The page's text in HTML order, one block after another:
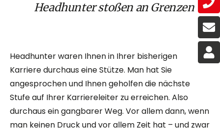
Headhunter stoßen an Grenzen –
Headhunter waren Ihnen in Ihrer bisherigen
Karriere durchaus eine Stütze. Man hat Sie
angesprochen und Ihnen geholfen die nächste
Stufe auf Ihrer Karriereleiter zu erreichen. Also
durchaus ein gangbarer Weg. Vor allem dann, wenn
man keinen Druck und vor allem Zeit hat – und zwar